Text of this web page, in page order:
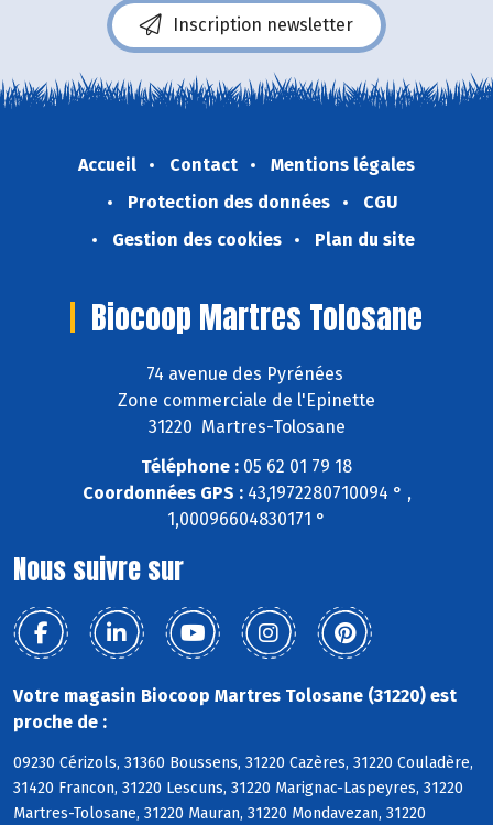
Inscription newsletter
Accueil Contact
Mentions légales
Protection des données
CGU
Gestion des cookies
Plan du site
Biocoop Martres Tolosane
74 avenue des Pyrénées
Zone commerciale de l'Epinette
31220 Martres-Tolosane
Téléphone : 05 62 01 79 18
Coordonnées GPS :43,1972280710094 ° ,
1,00096604830171 °
Nous suivre sur
Votre magasin Biocoop Martres Tolosane (31220) est
proche de :
09230 Cérizols, 31360 Boussens, 31220 Cazères, 31220 Couladère,
31420 Francon, 31220 Lescuns, 31220 Marignac-Laspeyres, 31220
Martres-Tolosane, 31220 Mauran, 31220 Mondavezan, 31220